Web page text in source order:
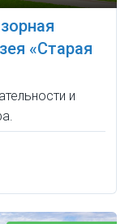
«Старая
и